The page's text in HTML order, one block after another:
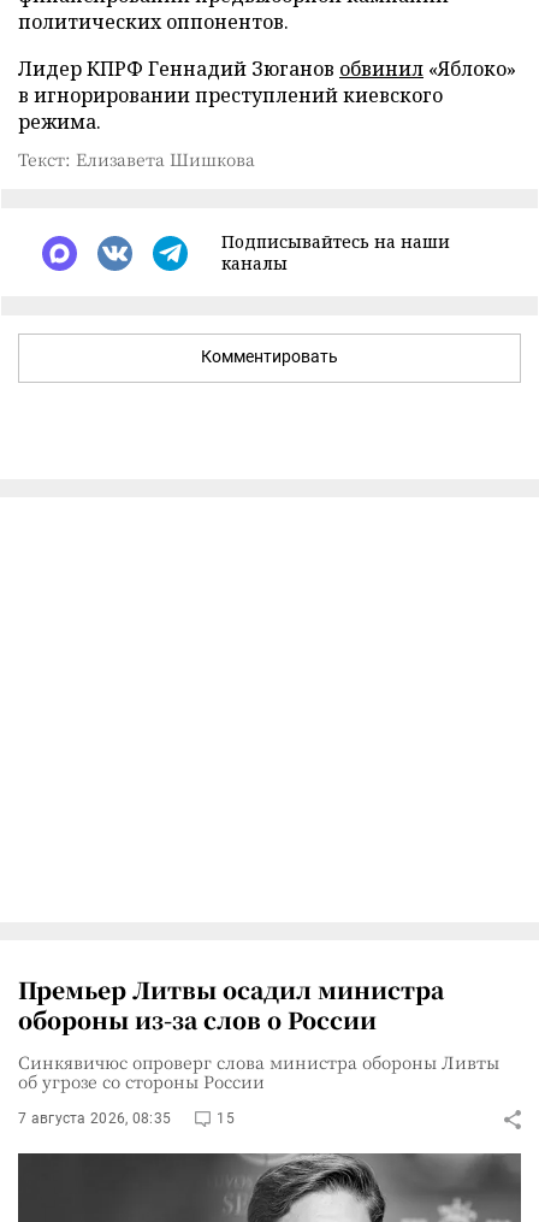
политических оппонентов.
Лидер КПРФ Геннадий Зюганов обвинил «Яблоко»
в игнорировании преступлений киевского
режима.
Текст: Елизавета Шишкова
Подписывайтесь на наши
каналы
Комментировать
Премьер Литвы осадил министра
обороны из-за слов о России
Синкявичюс опроверг слова министра обороны Ливты
об угрозе со стороны России
7 августа 2026, 08:35 15